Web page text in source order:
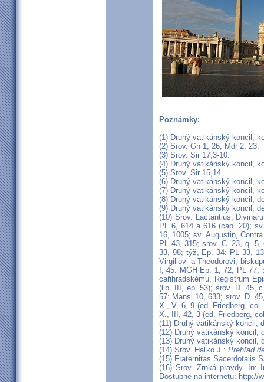
Poznámky:
(1) Druhý vatikánský koncil,
(2) Srov. Gn 1, 26; Mdr 2, 23.
(3) Srov. Sir 17,3-10.
(4) Druhý vatikánský koncil,
(5) Srov. Sir 15,14.
(6) Druhý vatikánský koncil,
(7) Druhý vatikánský koncil,
(8) Druhý vatikánský koncil,
(9) Druhý vatikánský koncil,
(10) Srov. Lactantius,
PL 6, 614 a 616 (cap. 20);
16, 1005; sv. Augustin,
PL 43, 315; srov. C. 23, q.
33, 98; týž, Ep. 34: PL 33,
Virgiliovi a Theodorovi,
I, 45: MGH Ep. 1, 72; PL
cařihradskému, Registrum
(lib. III, ep. 53); srov. D. 45,
57: Mansi 10, 633; srov. D.
X., V, 6, 9 (ed. Friedberg,
X., III, 42, 3 (ed. Friedberg,
(11) Druhý vatikánský koncil,
(12) Druhý vatikánský koncil,
(13) Druhý vatikánský koncil,
(14) Srov. Haľko J.: Prehľad
(15) Fraternitas Sacerdotalis
(16) Srov. Zrnká pravdy. In:
Dostupné na internetu: http://